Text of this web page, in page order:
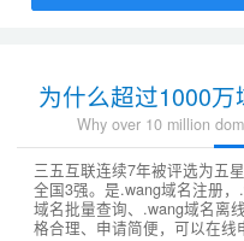
为什么超过1000万
Why over 10 million
三五互联连续7年被评选为五
全国3强。是.wang域名注册
域名批量查询、.wang域名离
格合理、申请简便，可以在线